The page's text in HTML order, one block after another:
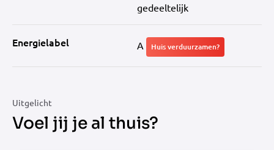
gedeeltelijk
Energielabel A Huis verduurzamen?
Uitgelicht
Voel jij je al thuis?